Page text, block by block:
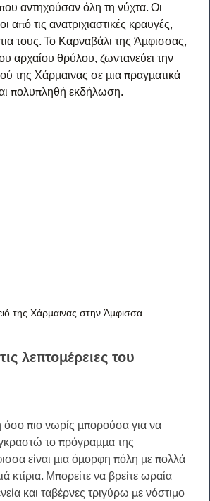
αντηχούσαν όλη τη νύχτα. Οι
από τις ανατριχιαστικές κραυγές,
τους. Το Καρναβάλι της Άμφισσας,
αρχαίου θρύλου, ζωντανεύει την
της Χάρμαινας σε μια πραγματικά
πολυπληθή εκδήλωση.
της Χάρμαινας στην Άμφισσα
λεπτομέρειες του
πιο νωρίς μπορούσα για να
το πρόγραμμα της
είναι μια όμορφη πόλη με πολλά
κτίρια. Μπορείτε να βρείτε ωραία
και ταβέρνες τριγύρω με νόστιμο